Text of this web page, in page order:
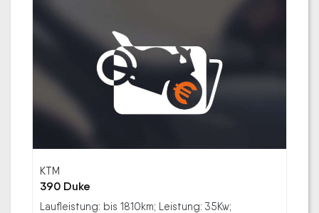
KTM
390 Duke
Laufleistung: bis 1810km; Leistung: 35Kw;